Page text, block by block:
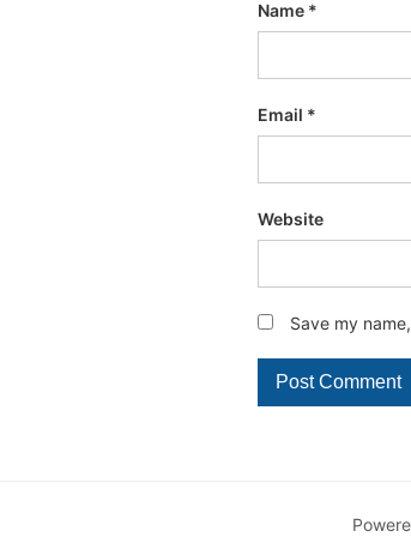
Name *
Email *
Website
Save my